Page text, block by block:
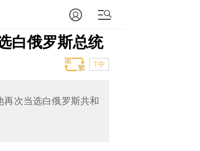
白俄罗斯总统
T中
再次当选白俄罗斯共和